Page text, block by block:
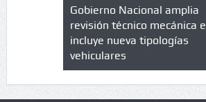
en
Gobierno Nacional amplia
revisión técnico mecánica e
incluye nueva tipologías
vehiculares